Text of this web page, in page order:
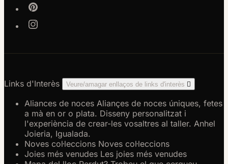
Links d'Interès Veure/amagar enllaços de links d'interès 
Aliances de noces Aliançes de noces úniques, fetes
a mà en or o plata. Disseny personalitzat i
l'experiència de crear-les vosaltres al taller. Anhel
Joieria, Igualada.
Noves col·leccions Noves col·leccions
Joies més venudes Les joies més venudes